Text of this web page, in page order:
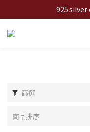
全館✦滿1200折
925 silver
全館✦滿1200折
篩選
商品排序